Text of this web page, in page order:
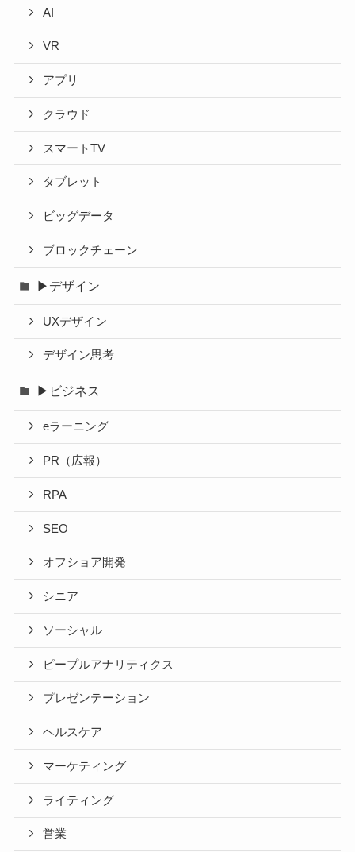
AI
VR
アプリ
クラウド
スマートTV
タブレット
ビッグデータ
ブロックチェーン
▶デザイン
UXデザイン
デザイン思考
▶ビジネス
eラーニング
PR（広報）
RPA
SEO
オフショア開発
シニア
ソーシャル
ピープルアナリティクス
プレゼンテーション
ヘルスケア
マーケティング
ライティング
営業